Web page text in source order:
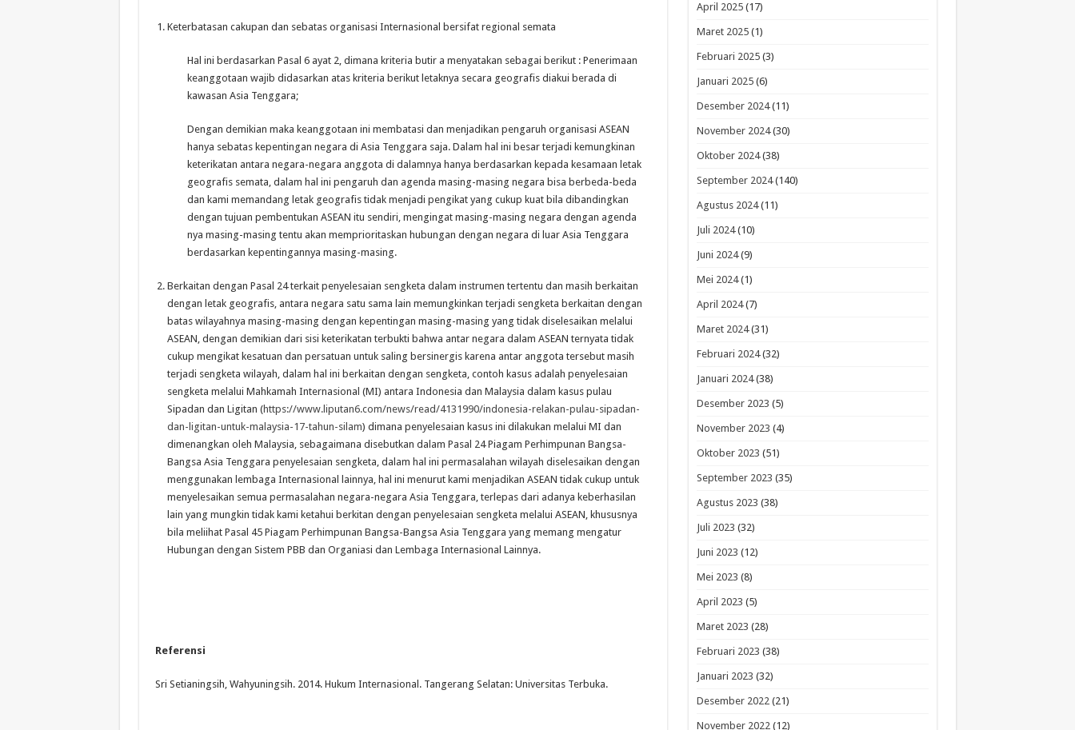
Keterbatasan cakupan dan sebatas organisasi Internasional bersifat regional semata
Hal ini berdasarkan Pasal 6 ayat 2, dimana kriteria butir a menyatakan sebagai berikut : Penerimaan
keanggotaan wajib didasarkan atas kriteria berikut letaknya secara geografis diakui berada di
kawasan Asia Tenggara;
Dengan demikian maka keanggotaan ini membatasi dan menjadikan pengaruh organisasi ASEAN
hanya sebatas kepentingan negara di Asia Tenggara saja. Dalam hal ini besar terjadi kemungkinan
keterikatan antara negara-negara anggota di dalamnya hanya berdasarkan kepada kesamaan letak
geografis semata, dalam hal ini pengaruh dan agenda masing-masing negara bisa berbeda-beda
dan kami memandang letak geografis tidak menjadi pengikat yang cukup kuat bila dibandingkan
dengan tujuan pembentukan ASEAN itu sendiri, mengingat masing-masing negara dengan agenda
nya masing-masing tentu akan memprioritaskan hubungan dengan negara di luar Asia Tenggara
berdasarkan kepentingannya masing-masing.
Berkaitan dengan Pasal 24 terkait penyelesaian sengketa dalam instrumen tertentu dan masih berkaitan
dengan letak geografis, antara negara satu sama lain memungkinkan terjadi sengketa berkaitan dengan
batas wilayahnya masing-masing dengan kepentingan masing-masing yang tidak diselesaikan melalui
ASEAN, dengan demikian dari sisi keterikatan terbukti bahwa antar negara dalam ASEAN ternyata tidak
cukup mengikat kesatuan dan persatuan untuk saling bersinergis karena antar anggota tersebut masih
terjadi sengketa wilayah, dalam hal ini berkaitan dengan sengketa, contoh kasus adalah penyelesaian
sengketa melalui Mahkamah Internasional (MI) antara Indonesia dan Malaysia dalam kasus pulau
Sipadan dan Ligitan (https://www.liputan6.com/news/read/4131990/indonesia-relakan-pulau-sipadan-
dan-ligitan-untuk-malaysia-17-tahun-silam) dimana penyelesaian kasus ini dilakukan melalui MI dan
dimenangkan oleh Malaysia, sebagaimana disebutkan dalam Pasal 24 Piagam Perhimpunan Bangsa-
Bangsa Asia Tenggara penyelesaian sengketa, dalam hal ini permasalahan wilayah diselesaikan dengan
menggunakan lembaga Internasional lainnya, hal ini menurut kami menjadikan ASEAN tidak cukup untuk
menyelesaikan semua permasalahan negara-negara Asia Tenggara, terlepas dari adanya keberhasilan
lain yang mungkin tidak kami ketahui berkitan dengan penyelesaian sengketa melalui ASEAN, khususnya
bila meliihat Pasal 45 Piagam Perhimpunan Bangsa-Bangsa Asia Tenggara yang memang mengatur
Hubungan dengan Sistem PBB dan Organiasi dan Lembaga Internasional Lainnya.
Referensi
Sri Setianingsih, Wahyuningsih. 2014. Hukum Internasional. Tangerang Selatan: Universitas Terbuka.
April 2025(17)
Maret 2025(1)
Februari 2025(3)
Januari 2025(6)
Desember 2024(11)
November 2024(30)
Oktober 2024(38)
September 2024(140)
Agustus 2024(11)
Juli 2024(10)
Juni 2024(9)
Mei 2024(1)
April 2024(7)
Maret 2024(31)
Februari 2024(32)
Januari 2024(38)
Desember 2023 (5)
November 2023 (4)
Oktober 2023 (51)
September 2023 (35)
Agustus 2023 (38)
Juli 2023 (32)
Juni 2023 (12)
Mei 2023 (8)
April 2023 (5)
Maret 2023 (28)
Februari 2023 (38)
Januari 2023 (32)
Desember 2022(21)
November 2022(12)